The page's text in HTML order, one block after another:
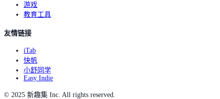
游戏
教育工具
友情链接
iTab
快帆
小舒同学
Easy Indie
© 2025 新趣集 Inc. All rights reserved.